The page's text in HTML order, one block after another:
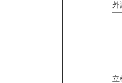
外
立